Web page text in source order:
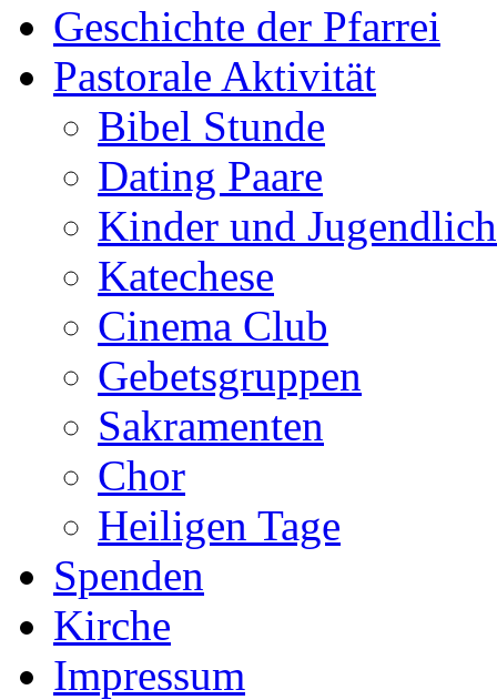
Geschichte der Pfarrei
Pastorale Aktivität
Bibel Stunde
Dating Paare
Kinder und
Katechese
Cinema Club
Gebetsgruppen
Sakramenten
Chor
Heiligen Tage
Spenden
Kirche
Impressum